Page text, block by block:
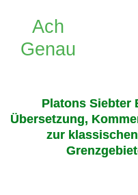
Platons Siebter
Übersetzung,
zur